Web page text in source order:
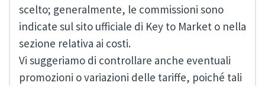
scelto; generalmente, le commissioni sono
indicate sul sito ufficiale di Key to Market o nella
sezione relativa ai costi.
Vi suggeriamo di controllare anche eventuali
promozioni o variazioni delle tariffe, poiché tali